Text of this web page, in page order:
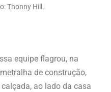
Thonny Hill.
equipe flagrou, na
de construção,
ao lado da casa